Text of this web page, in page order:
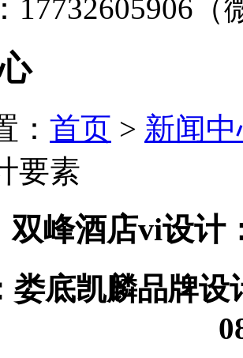
17732605906（
： 首页 > 新闻
要素
双峰酒店vi设计
娄底凯麟品牌设